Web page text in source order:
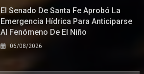
El Senado De Santa Fe Aprobó La
Emergencia Hídrica Para Anticiparse
Al Fenómeno De El Niño
06/08/2026